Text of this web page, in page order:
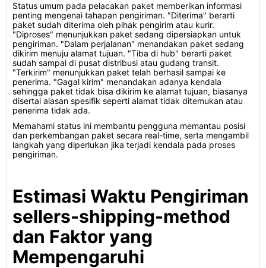
Status umum pada pelacakan paket memberikan informasi
penting mengenai tahapan pengiriman. "Diterima" berarti
paket sudah diterima oleh pihak pengirim atau kurir.
"Diproses" menunjukkan paket sedang dipersiapkan untuk
pengiriman. "Dalam perjalanan" menandakan paket sedang
dikirim menuju alamat tujuan. "Tiba di hub" berarti paket
sudah sampai di pusat distribusi atau gudang transit.
"Terkirim" menunjukkan paket telah berhasil sampai ke
penerima. "Gagal kirim" menandakan adanya kendala
sehingga paket tidak bisa dikirim ke alamat tujuan, biasanya
disertai alasan spesifik seperti alamat tidak ditemukan atau
penerima tidak ada.
Memahami status ini membantu pengguna memantau posisi
dan perkembangan paket secara real-time, serta mengambil
langkah yang diperlukan jika terjadi kendala pada proses
pengiriman.
Estimasi Waktu Pengiriman
sellers-shipping-method
dan Faktor yang
Mempengaruhi